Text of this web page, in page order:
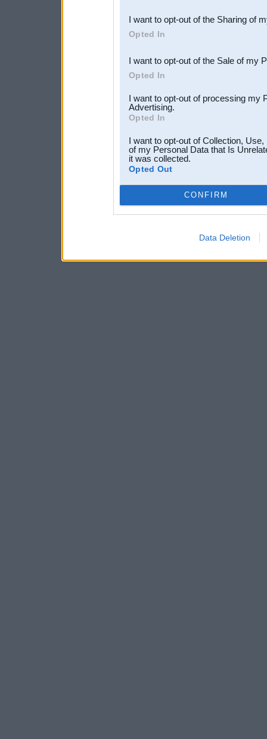
Downstream Participants
third parties.
I want to opt-out of the Sharing of
Opted In
I want to opt-out of the Sale of my
Opted In
I want to opt-out of processing my
Advertising.
Opted In
I want to opt-out of Collection,
of my Personal Data that Is
it was collected.
Opted Out
CONFIRM
Data Deletion